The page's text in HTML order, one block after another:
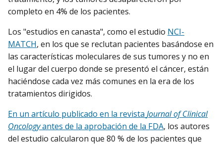
completo en 4% de los pacientes.
Los "estudios en canasta", como el estudio NCI-
MATCH, en los que se reclutan pacientes basándose en
las características moleculares de sus tumores y no en
el lugar del cuerpo donde se presentó el cáncer, están
haciéndose cada vez más comunes en la era de los
tratamientos dirigidos.
En un artículo publicado en la revista Journal of Clinical
Oncologyantes de la aprobación de la FDA, los autores
del estudio calcularon que 80 % de los pacientes que